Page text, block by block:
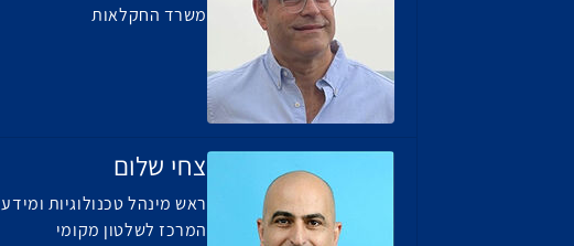
משרד החקלאות
צחי שלום
ראש מינהל טכנולוגיות ומידע
המרכז לשלטון מקומי